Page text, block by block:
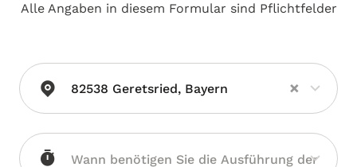
Alle Angaben in diesem Formular sind Pflichtfelder
82538 Geretsried, Bayern ×